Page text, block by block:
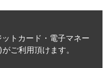
トカード・電子マネー
ご利用頂けます。